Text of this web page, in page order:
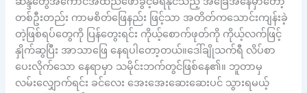
တစ်ဦးတည်း ကာမစိတ်ဖြေနည်း ဖြင့်သာ အတိတ်ကသောင်းကျန်းခဲ့
တဲ့ဖြစ်ရပ်တွေကို ပြန်တွေးရင်း ကိုယ့်စောက်ဖုတ်ကို ကိုယ့်လက်ဖြင့်
နှိုက်ဆွပြီး အာသာဖြေ နေရပါတော့တယ်။ဒေါ်ချိုသက်ရီ လိပ်စာ
ပေးလိုက်သော နေရာမှာ သမိုင်းဘက်တွင်ဖြစ်နေ၏။ ဘူတာမှ
လမ်းလျှောက်ရင်း ခင်လေး အေးအေးဆေးဆေးပင် သွားရမယ့်